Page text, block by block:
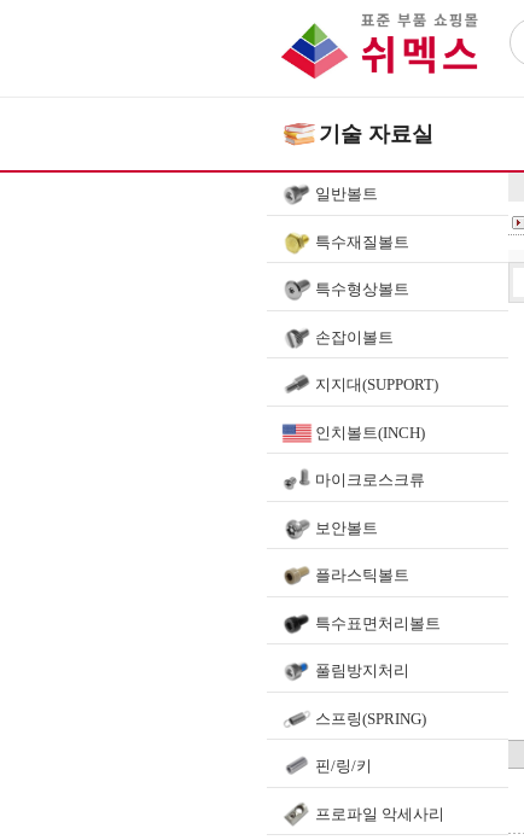
기술 자료실
일반볼트
특수재질볼트
특수형상볼트
손잡이볼트
지지대(SUPPORT)
인치볼트(INCH)
마이크로스크류
보안볼트
플라스틱볼트
특수표면처리볼트
풀림방지처리
스프링(SPRING)
핀/링/키
프로파일 악세사리